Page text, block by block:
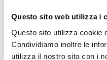
Questo sito web utilizza i
Questo sito utilizza cookie
Condividiamo inoltre le
utilizza il nostro sito con i
Vicesegretario, Dirigente
Telefono: 0522444849
E-mail: